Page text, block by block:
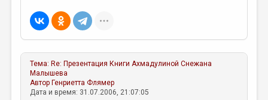
Тема: Re: Презентация Книги Ахмадулиной Снежана
Малышева
Автор Генриетта Флямер
Дата и время: 31.07.2006, 21:07:05